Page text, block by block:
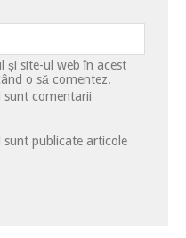
și site-ul web în acest
o să comentez.
comentarii
publicate articole